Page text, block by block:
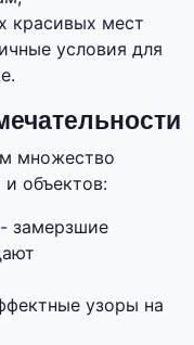
красивых мест
условия для
множество
объектов:
замерзшие
узоры на